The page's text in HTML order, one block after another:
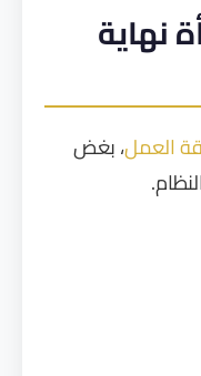
نهاية
العمل، بغض